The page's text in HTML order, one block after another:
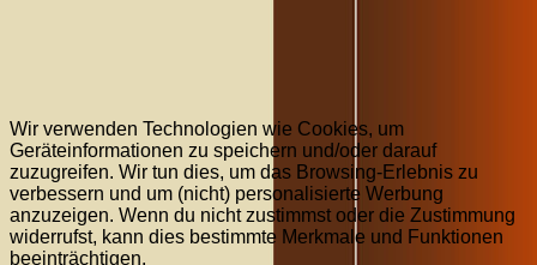
Wir verwenden Technologien wie Cookies, um
Geräteinformationen zu speichern und/oder darauf
zuzugreifen. Wir tun dies, um das Browsing-Erlebnis zu
verbessern und um (nicht) personalisierte Werbung
anzuzeigen. Wenn du nicht zustimmst oder die Zustimmung
widerrufst, kann dies bestimmte Merkmale und Funktionen
beeinträchtigen.